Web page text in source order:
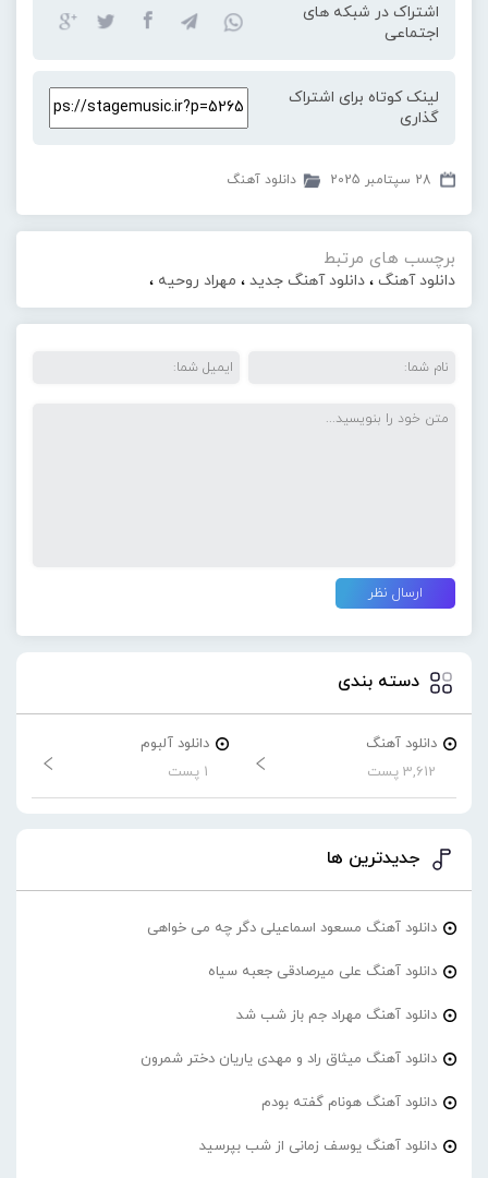
اشتراک در شبکه های
اجتماعی
لینک کوتاه برای اشتراک
گذاری
28 سپتامبر 2025 دانلود آهنگ
برچسب های مرتبط
دانلود آهنگ ، دانلود آهنگ جدید ، مهراد روحیه ،
دسته بندی
دانلود آهنگ
3,612 پست
دانلود آلبوم
1 پست
جدیدترین ها
دانلود آهنگ مسعود اسماعیلی دگر چه می خواهی
دانلود آهنگ علی میرصادقی جعبه سیاه
دانلود آهنگ مهراد جم باز شب شد
دانلود آهنگ میثاق راد و مهدی یاریان دختر شمرون
دانلود آهنگ هونام گفته بودم
دانلود آهنگ یوسف زمانی از شب بپرسید